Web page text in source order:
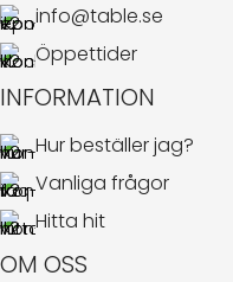
info@table.se
Öppettider
INFORMATION
Hur beställer jag?
Vanliga frågor
Hitta hit
OM OSS